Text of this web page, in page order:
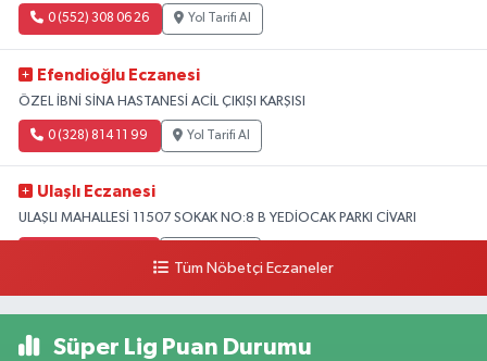
0 (552) 308 06 26 Yol Tarifi Al
Efendioğlu Eczanesi
ÖZEL İBNİ SİNA HASTANESİ ACİL ÇIKIŞI KARŞISI
0 (328) 814 11 99 Yol Tarifi Al
Ulaşlı Eczanesi
ULAŞLI MAHALLESİ 11507 SOKAK NO:8 B YEDİOCAK PARKI CİVARI
Tüm Nöbetçi Eczaneler
Süper Lig Puan Durumu